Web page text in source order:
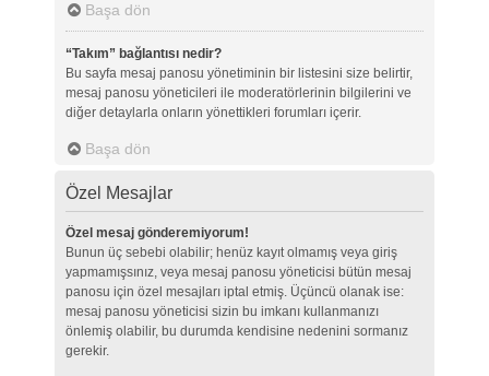
Başa dön
“Takım” bağlantısı nedir?
Bu sayfa mesaj panosu yönetiminin bir listesini size belirtir,
mesaj panosu yöneticileri ile moderatörlerinin bilgilerini ve
diğer detaylarla onların yönettikleri forumları içerir.
Başa dön
Özel Mesajlar
Özel mesaj gönderemiyorum!
Bunun üç sebebi olabilir; henüz kayıt olmamış veya giriş
yapmamışsınız, veya mesaj panosu yöneticisi bütün mesaj
panosu için özel mesajları iptal etmiş. Üçüncü olanak ise:
mesaj panosu yöneticisi sizin bu imkanı kullanmanızı
önlemiş olabilir, bu durumda kendisine nedenini sormanız
gerekir.